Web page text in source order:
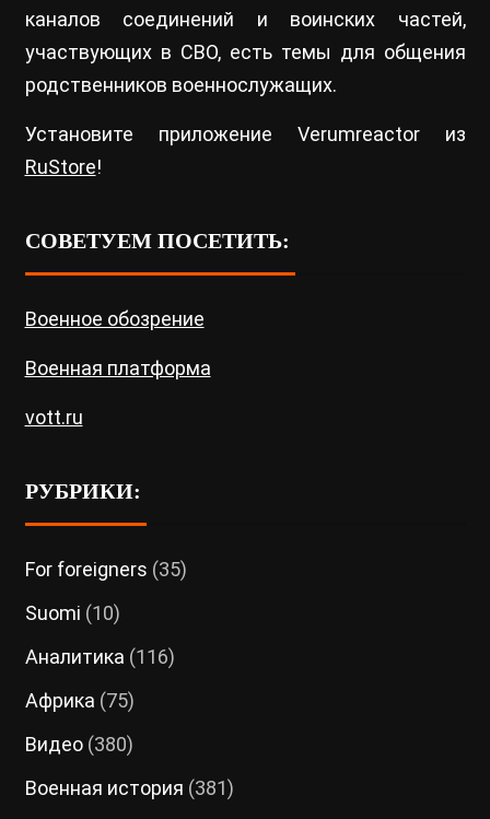
каналов соединений и воинских частей,
участвующих в СВО, есть темы для общения
родственников военнослужащих.
Установите приложение Verumreactor из
RuStore!
СОВЕТУЕМ ПОСЕТИТЬ:
Военное обозрение
Военная платформа
vott.ru
РУБРИКИ:
For foreigners (35)
Suomi (10)
Аналитика (116)
Африка (75)
Видео(380)
Военная история (381)